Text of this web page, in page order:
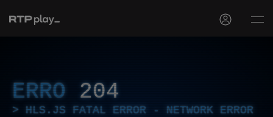
ERRO 204
HLS.JS FATAL ERROR - NETWORK ERROR